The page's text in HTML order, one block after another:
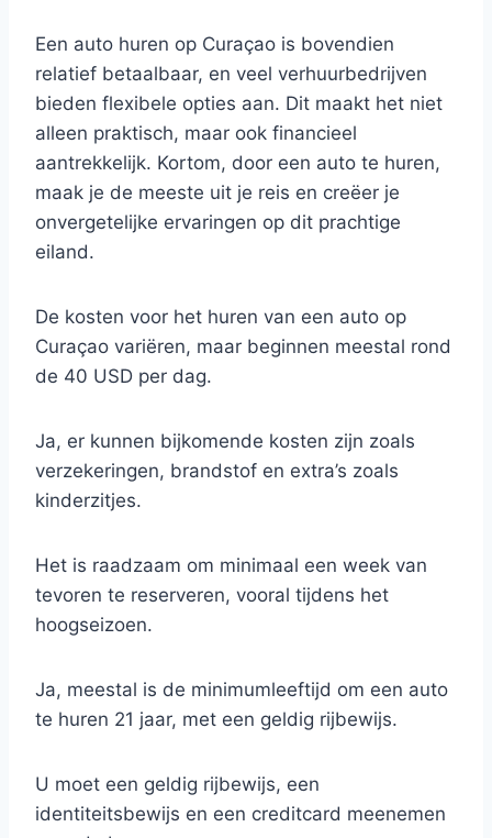
Een auto huren op Curaçao is bovendien
relatief betaalbaar, en veel verhuurbedrijven
bieden flexibele opties aan. Dit maakt het niet
alleen praktisch, maar ook financieel
aantrekkelijk. Kortom, door een auto te huren,
maak je de meeste uit je reis en creëer je
onvergetelijke ervaringen op dit prachtige
eiland.
De kosten voor het huren van een auto op
Curaçao variëren, maar beginnen meestal rond
de 40 USD per dag.
Ja, er kunnen bijkomende kosten zijn zoals
verzekeringen, brandstof en extra’s zoals
kinderzitjes.
Het is raadzaam om minimaal een week van
tevoren te reserveren, vooral tijdens het
hoogseizoen.
Ja, meestal is de minimumleeftijd om een auto
te huren 21 jaar, met een geldig rijbewijs.
U moet een geldig rijbewijs, een
identiteitsbewijs en een creditcard meenemen